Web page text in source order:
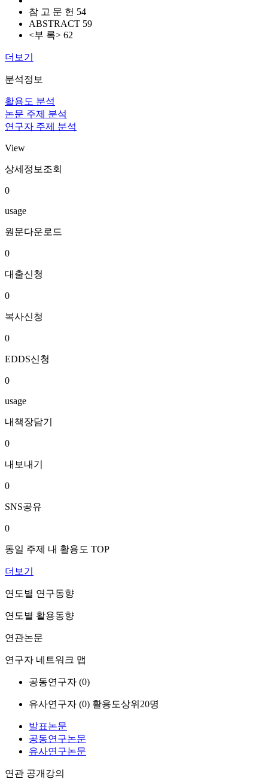
참 고 문 헌 54
ABSTRACT 59
<부 록> 62
더보기
분석정보
활용도 분석
논문 주제 분석
연구자 주제 분석
View
상세정보조회
0
usage
원문다운로드
0
대출신청
0
복사신청
0
EDDS신청
0
usage
내책장담기
0
내보내기
0
SNS공유
0
동일 주제 내 활용도 TOP
더보기
연도별 연구동향
연도별 활용동향
연관논문
연구자 네트워크 맵
공동연구자 (0)
유사연구자 (0) 활용도상위20명
발표논문
공동연구논문
유사연구논문
연관 공개강의